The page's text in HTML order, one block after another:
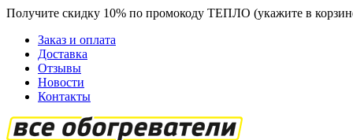
Получите скидку 10% по промокоду ТЕПЛО (укажите в
Заказ и оплата
Доставка
Отзывы
Новости
Контакты